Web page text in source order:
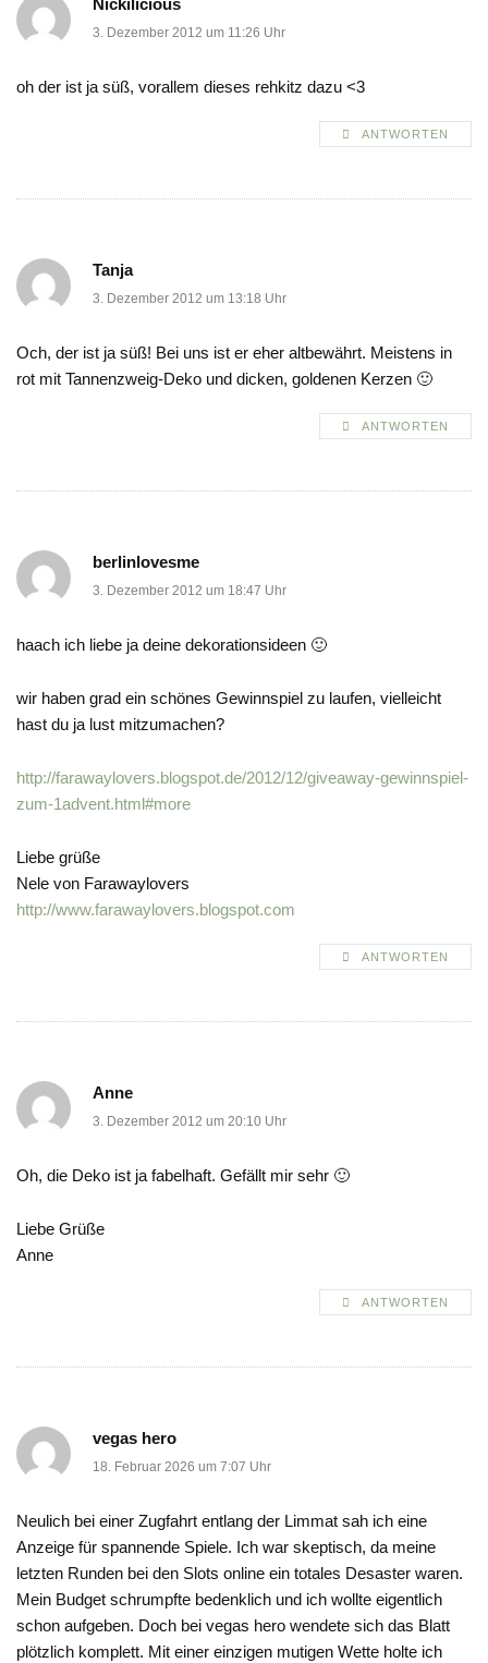
Nickilicious
3. Dezember 2012 um 11:26 Uhr
oh der ist ja süß, vorallem dieses rehkitz dazu <3
ANTWORTEN
Tanja
3. Dezember 2012 um 13:18 Uhr
Och, der ist ja süß! Bei uns ist er eher altbewährt. Meistens in
rot mit Tannenzweig-Deko und dicken, goldenen Kerzen 🙂
ANTWORTEN
berlinlovesme
3. Dezember 2012 um 18:47 Uhr
haach ich liebe ja deine dekorationsideen 🙂
wir haben grad ein schönes Gewinnspiel zu laufen, vielleicht
hast du ja lust mitzumachen?
http://farawaylovers.blogspot.de/2012/12/giveaway-gewinnspiel-
zum-1advent.html#more
Liebe grüße
Nele von Farawaylovers
http://www.farawaylovers.blogspot.com
ANTWORTEN
Anne
3. Dezember 2012 um 20:10 Uhr
Oh, die Deko ist ja fabelhaft. Gefällt mir sehr 🙂
Liebe Grüße
Anne
ANTWORTEN
vegas hero
18. Februar 2026 um 7:07 Uhr
Neulich bei einer Zugfahrt entlang der Limmat sah ich eine
Anzeige für spannende Spiele. Ich war skeptisch, da meine
letzten Runden bei den Slots online ein totales Desaster waren.
Mein Budget schrumpfte bedenklich und ich wollte eigentlich
schon aufgeben. Doch bei vegas hero wendete sich das Blatt
plötzlich komplett. Mit einer einzigen mutigen Wette holte ich